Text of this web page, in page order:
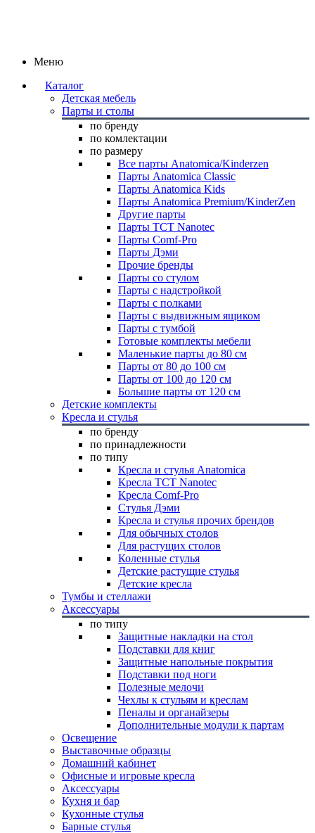
Меню
Каталог
Детская мебель
Парты и столы
по бренду
по комлектации
по размеру
Все парты Anatomica/Kinderzen
Парты Anatomica Classic
Парты Anatomica Kids
Парты Anatomica Premium/KinderZen
Другие парты
Парты TCT Nanotec
Парты Comf-Pro
Парты Дэми
Прочие бренды
Парты со стулом
Парты с надстройкой
Парты с полками
Парты с выдвижным ящиком
Парты с тумбой
Готовые комплекты мебели
Маленькие парты до 80 см
Парты от 80 до 100 см
Парты от 100 до 120 см
Большие парты от 120 см
Детские комплекты
Кресла и стулья
по бренду
по принадлежности
по типу
Кресла и стулья Anatomica
Кресла TCT Nanotec
Кресла Comf-Pro
Стулья Дэми
Кресла и стулья прочих брендов
Для обычных столов
Для растущих столов
Коленные стулья
Детские растущие стулья
Детские кресла
Тумбы и стеллажи
Аксессуары
по типу
Защитные накладки на стол
Подставки для книг
Защитные напольные покрытия
Подставки под ноги
Полезные мелочи
Чехлы к стульям и креслам
Пеналы и органайзеры
Дополнительные модули к партам
Освещение
Выставочные образцы
Домашний кабинет
Офисные и игровые кресла
Аксессуары
Кухня и бар
Кухонные стулья
Барные стулья